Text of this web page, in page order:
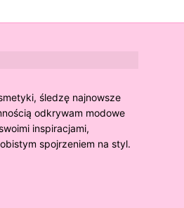
śledzę najnowsze
odkrywam modowe
inspiracjami,
spojrzeniem na styl.